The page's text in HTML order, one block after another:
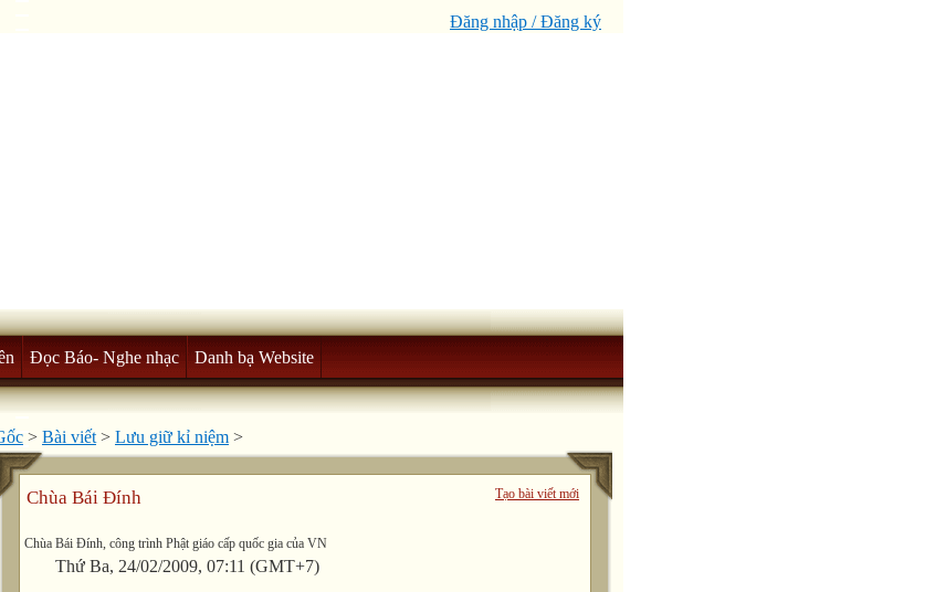
Đăng nhập / Đăng ký
Đọc Báo- Nghe nhạc Danh bạ Website
> Bài viết > Lưu giữ kỉ niệm >
Tạo bài viết mới
Chùa Bái Đính
Chùa Bái Đính, công trình Phật giáo cấp quốc gia của VN
Thứ Ba, 24/02/2009, 07:11 (GMT+7)